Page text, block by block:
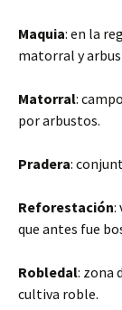
Maquia: en la
matorral y
Matorral:
por arbustos.
Pradera:
Reforestación:
que antes fue
Robledal: zona
cultiva roble.